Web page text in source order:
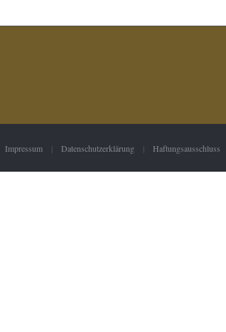
Impressum | Datenschutzerklärung | Haftungsausschluss